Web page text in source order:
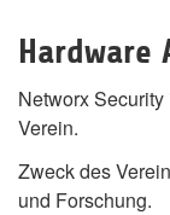
Hardware
Networx
Verein.
Zweck des
und Forschung.